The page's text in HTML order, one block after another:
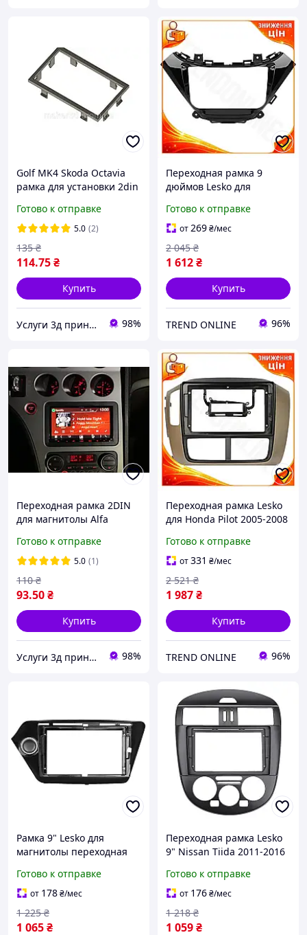
Golf MK4 Skoda Octavia
рамка для установки 2din
подобных размером
178х100мм .
Готово к отправке
5.0 (2)
114.75₴
135 ₴
Купить
Услуги 3д принтера 98%
Переходная рамка 9
дюймов Lesko для
2022 монтажная рамка
для магнитолы установка
м
Готово к отправке
от269₴/мес
1 612₴
2 045 ₴
Купить
TREND ONLINE 96%
Переходная рамка 2DIN
для магнитолы Alfa
адаптер установки
автомагнитолы
Готово к отправке
5.0 (1)
93.50₴
110 ₴
Купить
Услуги 3д принтера 98%
Переходная рамка Lesko
для Honda Pilot 2005-2008
размер для установки
магнитолы TR-44
Готово к отправке
от331 ₴/мес
1 987₴
2 521 ₴
Купить
TREND ONLINE 96%
Рамка 9" Lesko для
магнитолы переходная
2017 (6857)
Готово к отправке
от 178₴/мес
1 065₴
1 225 ₴
Переходная рамка Lesko
9" Nissan Tiida 2011-2016
магнитолы авто Ниссан
Готово к отправке
от 176₴/мес
1 059₴
1 218 ₴